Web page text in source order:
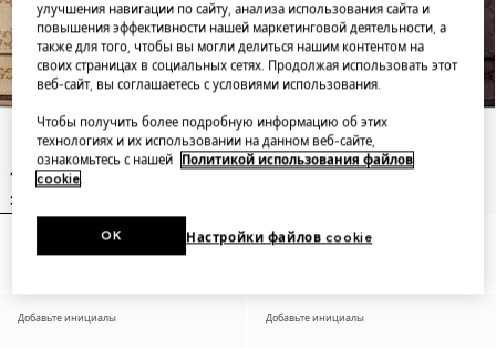
Medium shoulder bag with Web Madison medium shoulder bag
Добавьте инициалы Добавьте инициалы
улучшения навигации по сайту, анализа использования сайта и
повышения эффективности нашей маркетинговой деятельности, а
также для того, чтобы вы могли делиться нашим контентом на
своих страницах в социальных сетях. Продолжая использовать этот
веб-сайт, вы соглашаетесь с условиями использования.
Чтобы получить более подробную информацию об этих
технологиях и их использовании на данном веб-сайте,
ознакомьтесь с нашей
Политикой использования файлов
cookie.
Настройки файлов cookie
OK